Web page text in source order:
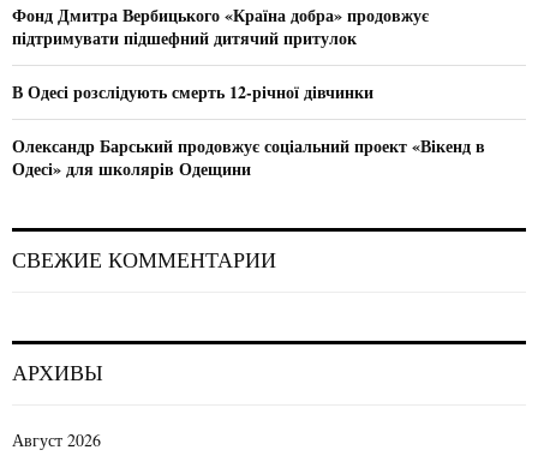
Фонд Дмитра Вербицького «Країна добра» продовжує
підтримувати підшефний дитячий притулок
В Одесі розслідують смерть 12-річної дівчинки
Олександр Барський продовжує соціальний проект «Вікенд в
Одесі» для школярів Одещини
СВЕЖИЕ КОММЕНТАРИИ
АРХИВЫ
Август 2026